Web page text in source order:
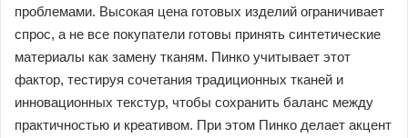
проблемами. Высокая цена готовых изделий ограничивает
спрос, а не все покупатели готовы принять синтетические
материалы как замену тканям. Пинко учитывает этот
фактор, тестируя сочетания традиционных тканей и
инновационных текстур, чтобы сохранить баланс между
практичностью и креативом. При этом Пинко делает акцент